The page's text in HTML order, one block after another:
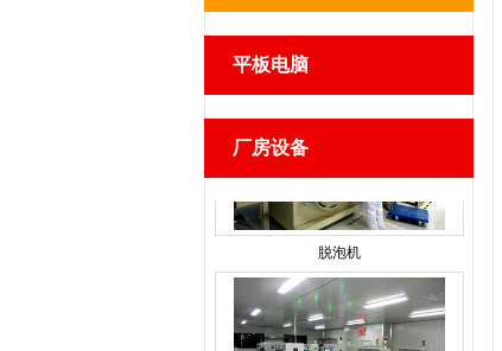
平板电脑
厂房设备